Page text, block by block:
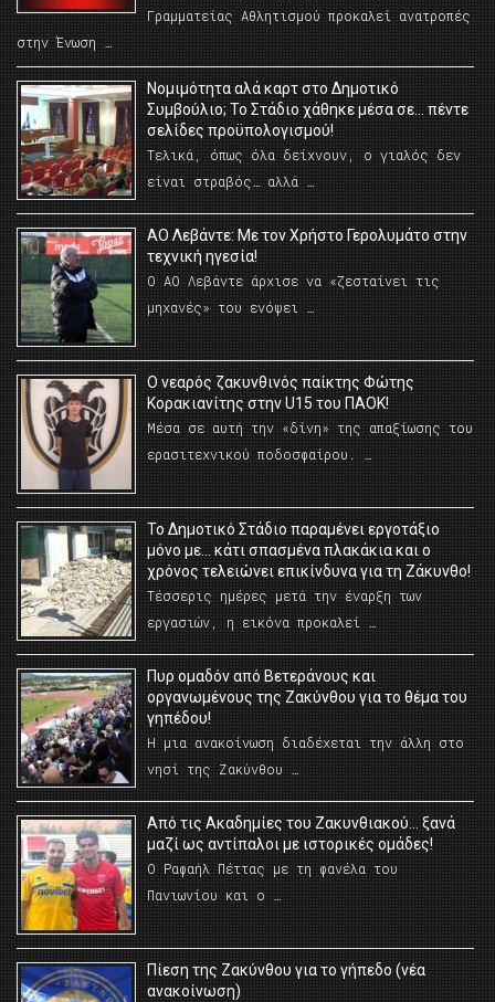
Γραμματείας Αθλητισμού προκαλεί ανατροπές
στην Ένωση …
Νομιμότητα αλά καρτ στο Δημοτικό
Συμβούλιο; Το Στάδιο χάθηκε μέσα σε… πέντε
σελίδες προϋπολογισμού!
Τελικά, όπως όλα δείχνουν, ο γιαλός δεν
είναι στραβός… αλλά …
ΑΟ Λεβάντε: Με τον Χρήστο Γερολυμάτο στην
τεχνική ηγεσία!
Ο ΑΟ Λεβάντε άρχισε να «ζεσταίνει τις
μηχανές» του ενόψει …
O νεαρός ζακυνθινός παίκτης Φώτης
Κορακιανίτης στην U15 του ΠΑΟΚ!
Μέσα σε αυτή την «δίνη» της απαξίωσης του
ερασιτεχνικού ποδοσφαίρου. …
Το Δημοτικό Στάδιο παραμένει εργοτάξιο
μόνο με… κάτι σπασμένα πλακάκια και ο
χρόνος τελειώνει επικίνδυνα για τη Ζάκυνθο!
Τέσσερις ημέρες μετά την έναρξη των
εργασιών, η εικόνα προκαλεί …
Πυρ ομαδόν από Βετεράνους και
οργανωμένους της Ζακύνθου για το θέμα του
γηπέδου!
Η μια ανακοίνωση διαδέχεται την άλλη στο
νησί της Ζακύνθου …
Από τις Ακαδημίες του Ζακυνθιακού… ξανά
μαζί ως αντίπαλοι με ιστορικές ομάδες!
Ο Ραφαήλ Πέττας με τη φανέλα του
Πανιωνίου και ο …
Πίεση της Ζακύνθου για το γήπεδο (νέα
ανακοίνωση)